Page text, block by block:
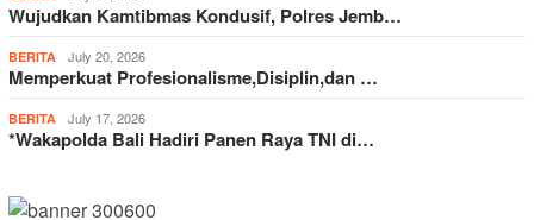
Wujudkan Kamtibmas Kondusif, Polres Jemb…
BERITA July 20, 2026
Memperkuat Profesionalisme,Disiplin,dan …
BERITA July 17, 2026
*Wakapolda Bali Hadiri Panen Raya TNI di…